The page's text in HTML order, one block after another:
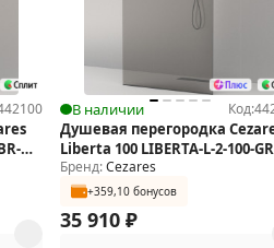
В наличии Код:
Душевая перегородка
Liberta 100 LIBERTA-L-2-100-
NERO
Бренд:Cezares
+359,10 бонусов
35 910 ₽